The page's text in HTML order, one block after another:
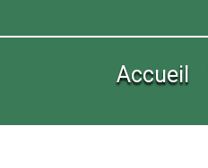
Accueil